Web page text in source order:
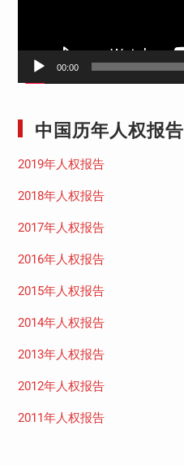
00:00
中国历年人权报告
2019年人权报告
2018年人权报告
2017年人权报告
2016年人权报告
2015年人权报告
2014年人权报告
2013年人权报告
2012年人权报告
2011年人权报告